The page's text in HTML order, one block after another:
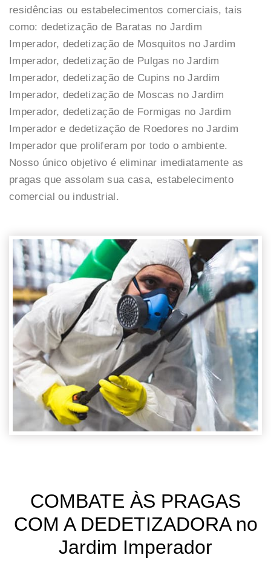
residências ou estabelecimentos comerciais, tais
como: dedetização de Baratas no Jardim
Imperador, dedetização de Mosquitos no Jardim
Imperador, dedetização de Pulgas no Jardim
Imperador, dedetização de Cupins no Jardim
Imperador, dedetização de Moscas no Jardim
Imperador, dedetização de Formigas no Jardim
Imperador e dedetização de Roedores no Jardim
Imperador que proliferam por todo o ambiente.
Nosso único objetivo é eliminar imediatamente as
pragas que assolam sua casa, estabelecimento
comercial ou industrial.
COMBATE ÀS PRAGAS
COM A DEDETIZADORA no
Jardim Imperador